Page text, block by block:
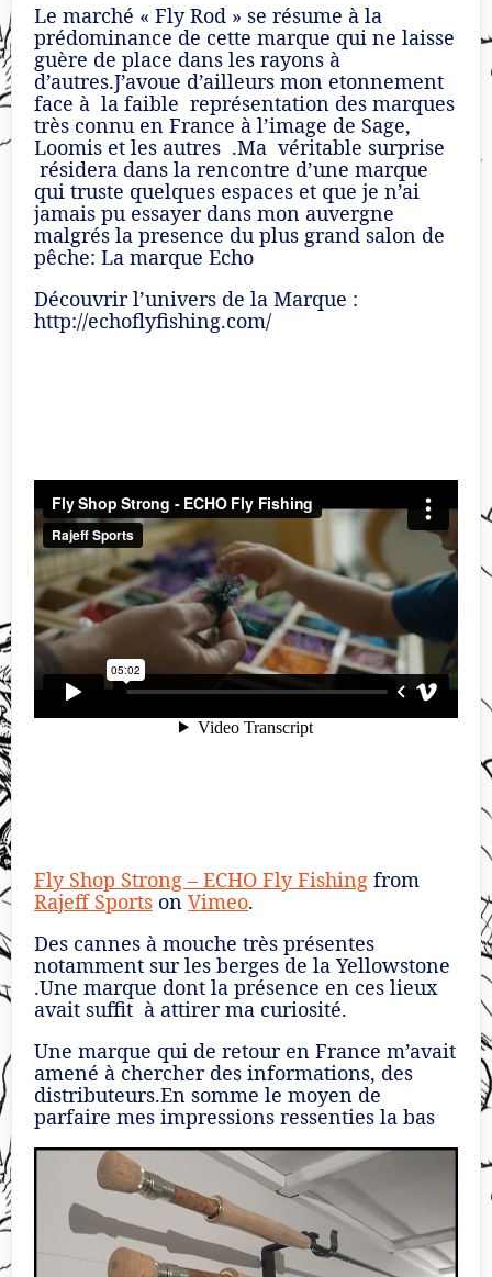
Le marché « Fly Rod » se résume à la
prédominance de cette marque qui ne laisse
guère de place dans les rayons à
d’autres.J’avoue d’ailleurs mon etonnement
face à la faible représentation des marques
très connu en France à l’image de Sage,
Loomis et les autres .Ma véritable surprise
résidera dans la rencontre d’une marque
qui truste quelques espaces et que je n’ai
jamais pu essayer dans mon auvergne
malgrés la presence du plus grand salon de
pêche: La marque Echo
Découvrir l’univers de la Marque :
http://echoflyfishing.com/
Fly Shop Strong – ECHO Fly Fishing from
Rajeff Sports on Vimeo.
Des cannes à mouche très présentes
notamment sur les berges de la Yellowstone
.Une marque dont la présence en ces lieux
avait suffit à attirer ma curiosité.
Une marque qui de retour en France m’avait
amené à chercher des informations, des
distributeurs.En somme le moyen de
parfaire mes impressions ressenties la bas